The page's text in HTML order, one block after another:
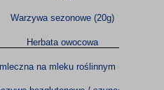
Warzywa sezonowe (20g)
Herbata owocowa
na mleku roślinnym (200ml)